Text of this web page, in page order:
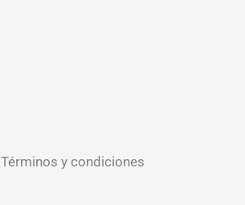
Términos y condiciones